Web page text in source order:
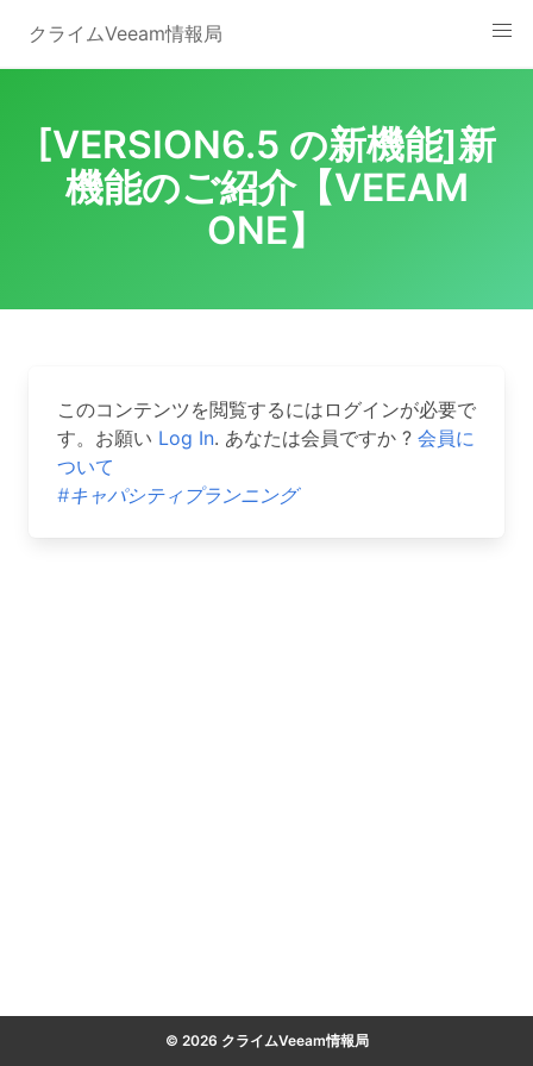
content
クライムVeeam情報局
[VERSION6.5 の新機能]新
機能のご紹介【VEEAM
ONE】
このコンテンツを閲覧するにはログインが必要で
す。お願い Log In. あなたは会員ですか ? 会員に
ついて
#キャパシティプランニング
© 2026 クライムVeeam情報局